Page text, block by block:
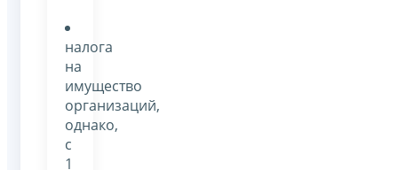
налога
на
имущество
организаций,
однако,
с
1